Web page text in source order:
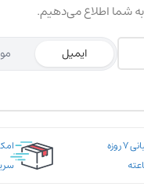
به شما اطلاع می‌دهیم.
ایمیل
پشتیبانی ۷ روزه